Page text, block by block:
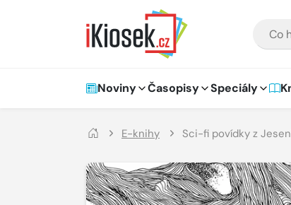
Hlavní navigace
Noviny Časopisy Speciály
E-knihy Sci-fi povídky z